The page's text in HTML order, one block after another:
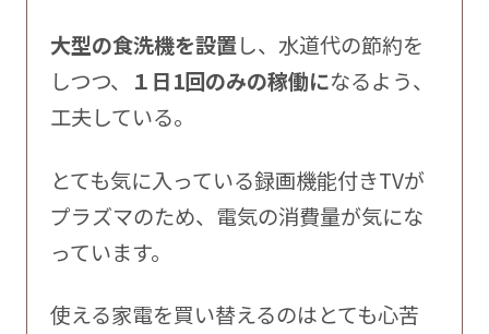
大型の食洗機を設置し、水道代の節約を
しつつ、 １日1回のみの稼働になるよう、
工夫している。
とても気に入っている録画機能付きTVが
プラズマのため、電気の消費量が気にな
っています。
使える家電を買い替えるのはとても心苦